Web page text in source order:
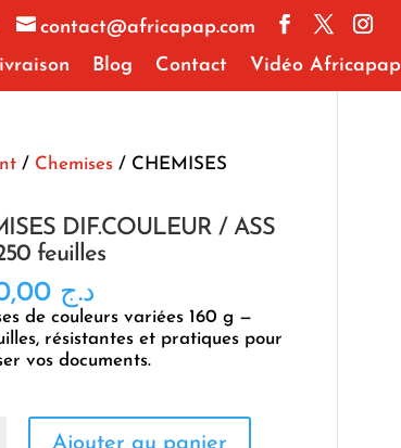
contact@africapap.com
Blog Contact Vidéo Africapap
/ Chemises/ CHEMISES
DIF.COULEUR / ASS
feuilles
د.ج 2.500,00
de couleurs variées 160 g —
résistantes et pratiques pour
vos documents.
Ajouter au panier